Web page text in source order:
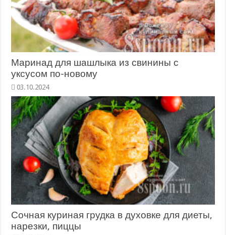
Маринад для шашлыка из свинины с
уксусом по-новому
Сочная куриная грудка в духовке для диеты,
нарезки, пиццы